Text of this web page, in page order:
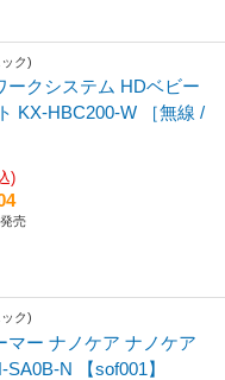
ク)
ークシステム HDベビー
KX-HBC200-W ［無線 /
)
売
ク)
マー ナノケア ナノケア
N 【sof001】